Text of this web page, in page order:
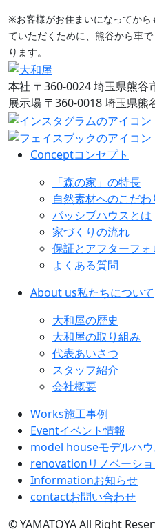
※お客様がお住まいになってか
ていただくために、熊谷から車
ります。
本社 〒360-0024 埼玉県熊谷
展示場 〒360-0018 埼玉県熊
Conceptコンセプト
「森の家」の特長
自然素材へのこだわ
パッシブハウスとは
家づくりの流れ
保証とアフターフォ
よくある質問
About us私たちについて
大和屋の歴史
大和屋の取り組み
代表あいさつ
スタッフ紹介
会社概要
Works施工事例
Eventイベント情報
model houseモデルハ
renovationリノベーシ
Informationお知らせ
contactお問い合わせ
© YAMATOYA All Right